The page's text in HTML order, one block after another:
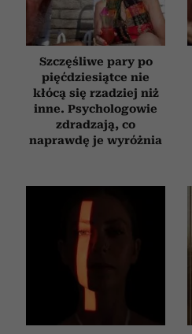
Szczęśliwe pary po
pięćdziesiątce nie
kłócą się rzadziej niż
inne. Psychologowie
zdradzają, co
naprawdę je wyróżnia